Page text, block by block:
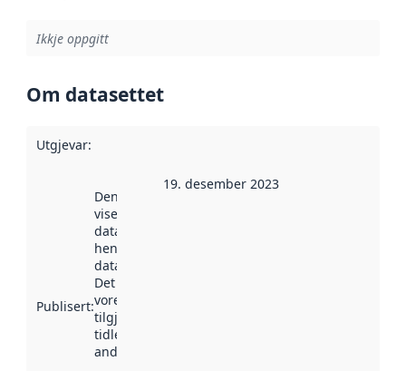
Ikkje oppgitt
Om datasettet
Utgjevar:
Publisert:
Denne datoen
viser når
datasettet vart
henta inn av
data.norge.no.
Det kan ha
vore
tilgjengeleg
tidlegare
andre stader.
19. desember 2023